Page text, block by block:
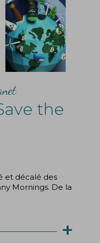
the
et décalé des
Mornings. De la
+